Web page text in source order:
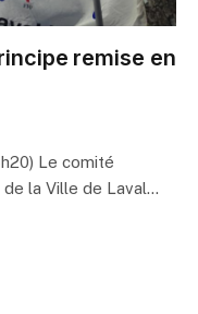
remise en
Le comité
la Ville de Laval…